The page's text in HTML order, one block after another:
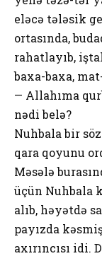
eləcə tələsik
ortasında,
rahatlayıb,
baxa-baxa,
— Allahıma
nədi belə?
Nuhbala bir
qara qoyunu
Məsələ
üçün Nuhbala
alıb, həyətdə
payızda
axırıncısı idi.